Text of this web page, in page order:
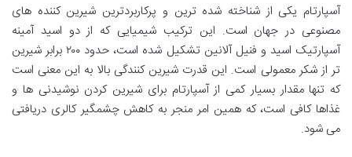
آسپارتام یکی از شناخته شده ترین و پرکاربردترین شیرین کننده های
مصنوعی در جهان است. این ترکیب شیمیایی که از دو اسید آمینه
آسپارتیک اسید و فنیل آلانین تشکیل شده است، حدود ۲۰۰ برابر شیرین
تر از شکر معمولی است. این قدرت شیرین کنندگی بالا به این معنی است
که تنها مقدار بسیار کمی از آسپارتام برای شیرین کردن نوشیدنی ها و
غذاها کافی است، که همین امر منجر به کاهش چشمگیر کالری دریافتی
می شود.